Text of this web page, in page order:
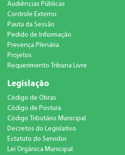
Audiências Públicas
Controle Externo
Pauta da Sessão
Pedido de Informação
Presença Plenária
Projetos
Requerimento Tribuna Livre
Legislação
Código de Obras
Código de Postura
Código Tributário Municipal
Decretos do Legislativo
Estatuto do Servidor
Lei Orgânica Municipal